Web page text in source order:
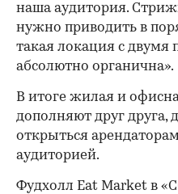
наша аудитория.
нужно приводить в
такая локация с двумя
абсолютно органична».
В итоге жилая и
дополняют друг друга,
открыться
аудиторией.
Фудхолл Eat Market в